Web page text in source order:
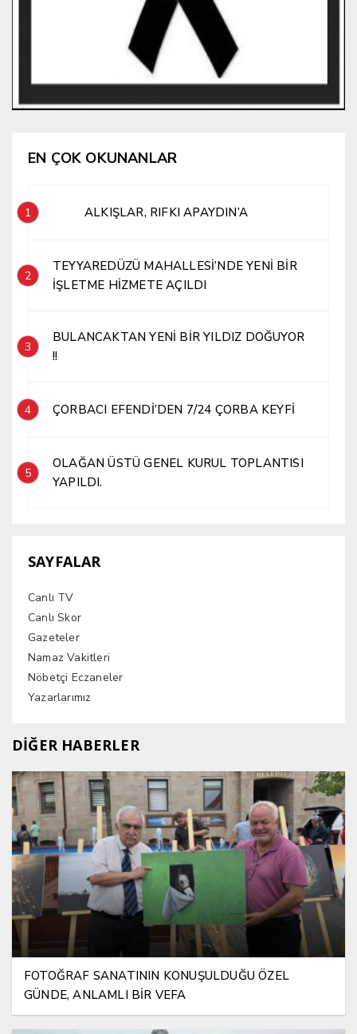
EN ÇOK OKUNANLAR
1 ALKIŞLAR, RIFKI APAYDIN’A
2
TEYYAREDÜZÜ MAHALLESİ’NDE YENİ BİR
İŞLETME HİZMETE AÇILDI
3
BULANCAKTAN YENİ BİR YILDIZ DOĞUYOR
!!
4 ÇORBACI EFENDİ’DEN 7/24 ÇORBA KEYFİ
5
OLAĞAN ÜSTÜ GENEL KURUL TOPLANTISI
YAPILDI.
SAYFALAR
Canlı TV
Canlı Skor
Gazeteler
Namaz Vakitleri
Nöbetçi Eczaneler
Yazarlarımız
DİĞER HABERLER
FOTOĞRAF SANATININ KONUŞULDUĞU ÖZEL
GÜNDE, ANLAMLI BİR VEFA